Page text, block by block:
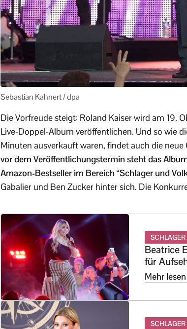
Sebastian Kahnert / dpa
Die Vorfreude steigt: Roland Kaiser wird am 19.
Live-Doppel-Album veröffentlichen. Und so wie
Minuten ausverkauft waren, findet auch die
vor dem Veröffentlichungstermin steht das
Amazon-Bestseller im Bereich “Schlager und
Gabalier und Ben Zucker hinter sich. Die
Beatrice
für
Mehr lesen